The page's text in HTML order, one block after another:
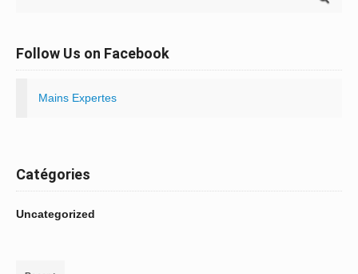
Follow Us on Facebook
Mains Expertes
Catégories
Uncategorized